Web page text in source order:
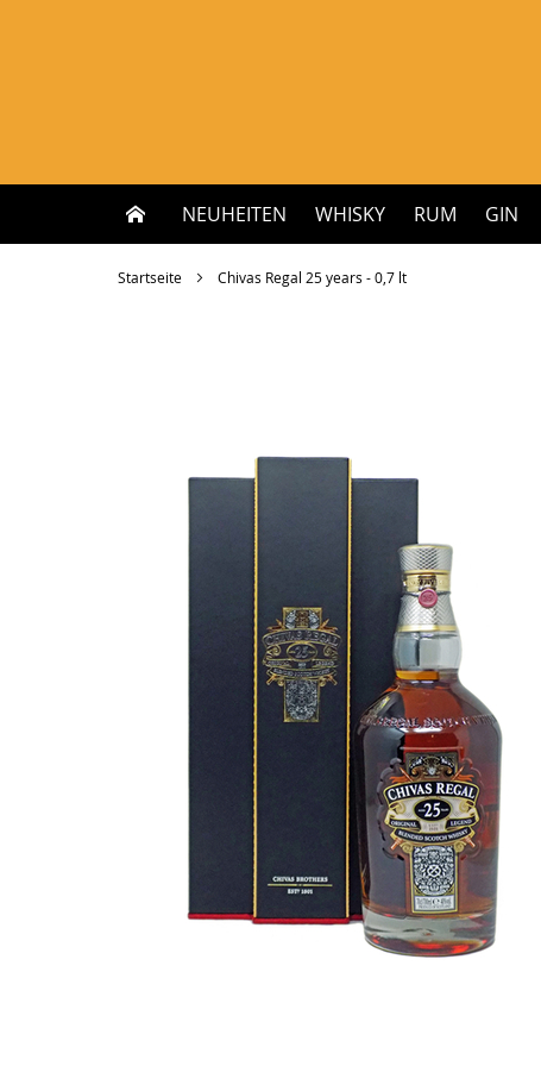
NEUHEITEN WHISKY RUM GIN
Startseite Chivas Regal 25 years - 0,7 lt